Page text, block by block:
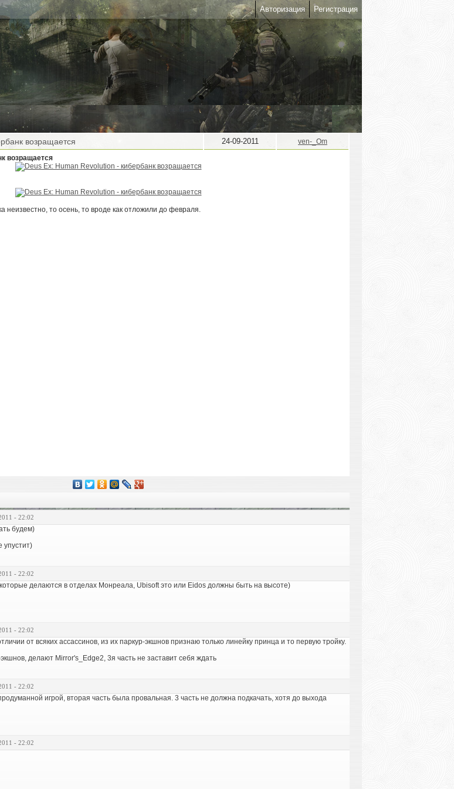
Авторизация Регистрация
возращается 24-09-2011
ven-_Om
возращается
неизвестно, то осень, то вроде как отложили до февраля.
- 22:02
будем)
упустит)
- 22:02
делаются в отделах Монреала, Ubisoft это или Eidos должны быть на высоте)
- 22:02
от всяких ассассинов, из их паркур-экшнов признаю только линейку принца и то первую тройку.
экшнов, делают Mirror's_Edge2, 3я часть не заставит себя ждать
- 22:02
игрой, вторая часть была провальная. 3 часть не должна подкачать, хотя до выхода
- 22:02